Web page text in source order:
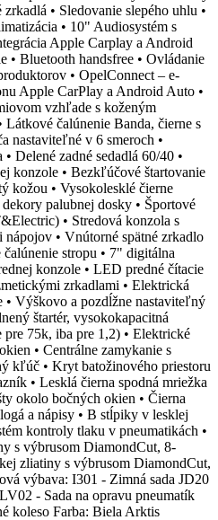
• Sledovanie slepého uhlu •
• 10" Audiosystém s
Apple Carplay a Android
Bluetooth handsfree • Ovládanie
• OpelConnect – e-
Apple CarPlay a Android Auto •
vzhľade s koženým
Látkové čalúnenie Banda, čierne s
nastaviteľné v 6 smeroch •
Delené zadné sedadlá 60/40 •
konzole • Bezkľúčové štartovanie
kožou • Vysokolesklé čierne
palubnej dosky • Športové
• Stredová konzola s
• Vnútorné spätné zrkadlo
stropu • 7" digitálna
konzole • LED predné čítacie
zrkadlami • Elektrická
• Výškovo a pozdĺžne nastaviteľný
štartér, vysokokapacitná
75k, iba pre 1,2) • Elektrické
• Centrálne zamykanie s
kľúč • Kryt batožinového priestoru
• Lesklá čierna spodná mriežka
okolo bočných okien • Čierna
a nápisy • B stĺpiky v lesklej
kontroly tlaku v pneumatikách •
s výbrusom DiamondCut, 8-
zliatiny s výbrusom DiamondCut,
výbava: I301 - Zimná sada JD20
- Sada na opravu pneumatík
koleso Farba: Biela Arktis